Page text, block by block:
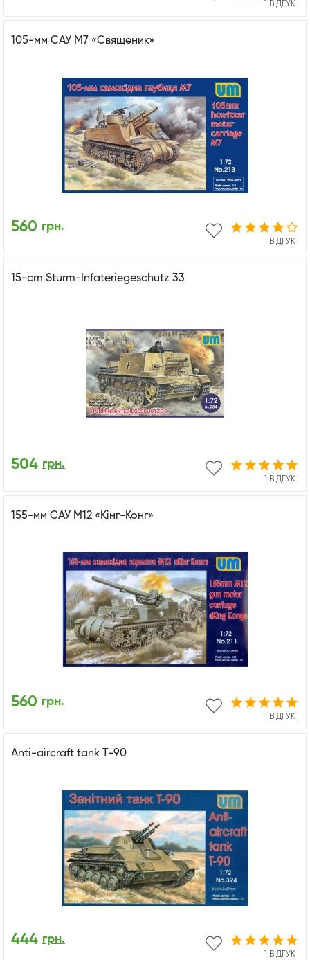
1 ВІДГУК
105-мм САУ М7 «Священик»
1 ВІДГУК
560 грн.
15-cm Sturm-Infateriegeschutz 33
1 ВІДГУК
504 грн.
155-мм САУ М12 «Кінг-Конг»
1 ВІДГУК
560 грн.
Anti-aircraft tank T-90
1 ВІДГУК
444 грн.